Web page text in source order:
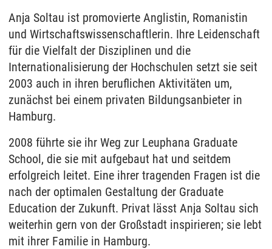
Anja Soltau ist promovierte Anglistin, Romanistin
und Wirtschaftswissenschaftlerin. Ihre Leidenschaft
für die Vielfalt der Disziplinen und die
Internationalisierung der Hochschulen setzt sie seit
2003 auch in ihren beruflichen Aktivitäten um,
zunächst bei einem privaten Bildungsanbieter in
Hamburg.
2008 führte sie ihr Weg zur Leuphana Graduate
School, die sie mit aufgebaut hat und seitdem
erfolgreich leitet. Eine ihrer tragenden Fragen ist die
nach der optimalen Gestaltung der Graduate
Education der Zukunft. Privat lässt Anja Soltau sich
weiterhin gern von der Großstadt inspirieren; sie lebt
mit ihrer Familie in Hamburg.